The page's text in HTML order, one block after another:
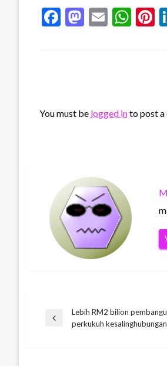
Facebook
Mastodon
Email
You must be logged into post a
Post
Previous
Lebih RM2 bilion
perkukuh